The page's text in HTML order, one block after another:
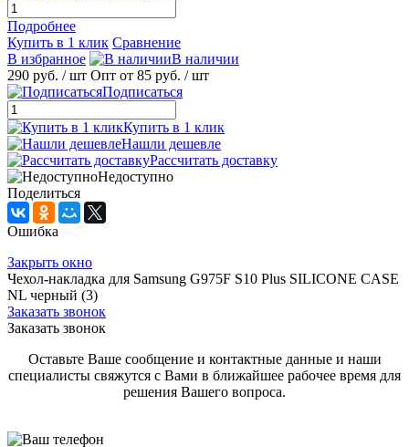
Подробнее
Купить в 1 клик Сравнение
В избранное
В наличии
290 руб. / шт Опт от 85 руб. / шт
Подписаться
Купить в 1 клик
Нашли дешевле
Рассчитать доставку
Недоступно
Поделиться
Ошибка
Закрыть окно
Чехол-накладка для Samsung G975F S10 Plus SILICONE CASE
NL черный (3)
Заказать звонок
Заказать звонок
Оставьте Ваше сообщение и контактные данные и наши
специалисты свяжутся с Вами в ближайшее рабочее время для
решения Вашего вопроса.